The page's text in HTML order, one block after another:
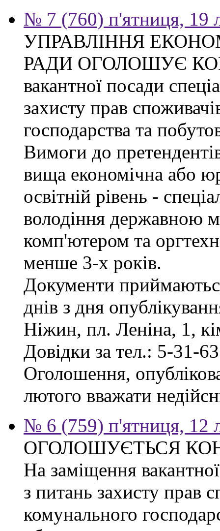
№ 7 (760) п'ятниця, 19
УПРАВЛІННЯ
РАДИ ОГОЛОШУЄ
вакантної посади
захисту прав
господарства та
Вимоги до
вища економічна або
освітній рівень -
володіння державною
комп'ютером та
менше 3-х років.
Документи
днів з дня
Ніжин, пл. Леніна, 1,
Довідки за тел.: 5-31-
Оголошення,
лютого вважати
№ 6 (759) п'ятниця, 12
ОГОЛОШУЄТЬСЯ
На заміщення вакантної
з питань захисту прав
комунального